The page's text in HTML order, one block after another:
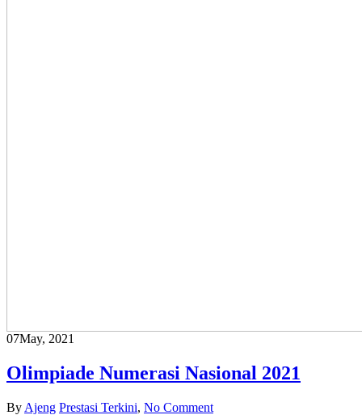
07May, 2021
Olimpiade Numerasi Nasional 2021
By Ajeng Prestasi Terkini, No Comment